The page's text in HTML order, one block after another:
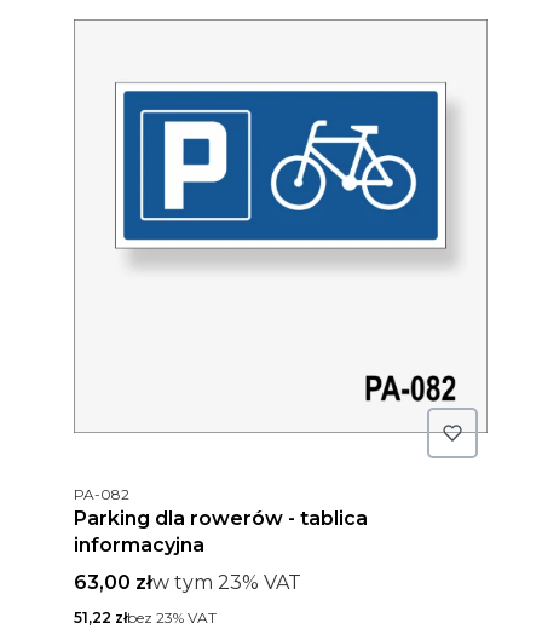
Kod produktu
PA-082
Parking dla rowerów - tablica
informacyjna
Cena brutto
63,00 złw tym %s VAT
w tym 23% VAT
Cena netto
51,22 złbez 23% VAT